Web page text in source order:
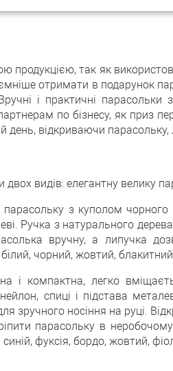
продукцією, так як
отримати в подарунок
і практичні
по бізнесу, як
день, відкриваючи
видів: елегантну велику
з куполом
Ручка з натурального
вручну, а липучка
чорний, жовтий,
і компактна, легко
спиці і підстава
зручного носіння на руці.
парасольку в
фуксія, бордо, жовтий,